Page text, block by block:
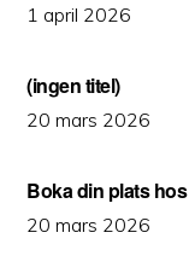
1 april 2026
(ingen titel)
20 mars 2026
Boka din plats
20 mars 2026